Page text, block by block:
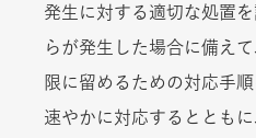
発生に対する適切な処置
らが発生した場合に備え
限に留めるための対応手
速やかに対応するととも